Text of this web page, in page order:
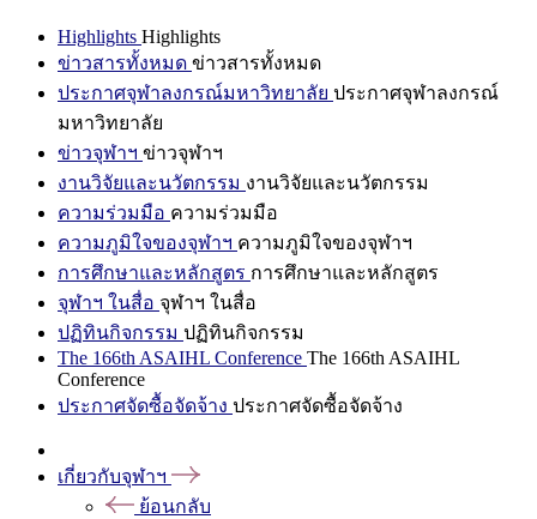
Highlights Highlights
ข่าวสารทั้งหมด ข่าวสารทั้งหมด
ประกาศจุฬาลงกรณ์มหาวิทยาลัย ประกาศจุฬาลงกรณ์
มหาวิทยาลัย
ข่าวจุฬาฯ ข่าวจุฬาฯ
งานวิจัยและนวัตกรรม งานวิจัยและนวัตกรรม
ความร่วมมือ ความร่วมมือ
ความภูมิใจของจุฬาฯ ความภูมิใจของจุฬาฯ
การศึกษาและหลักสูตร การศึกษาและหลักสูตร
จุฬาฯ ในสื่อ จุฬาฯ ในสื่อ
ปฏิทินกิจกรรม ปฏิทินกิจกรรม
The 166th ASAIHL Conference The 166th ASAIHL
Conference
ประกาศจัดซื้อจัดจ้าง ประกาศจัดซื้อจัดจ้าง
เกี่ยวกับจุฬาฯ
ย้อนกลับ